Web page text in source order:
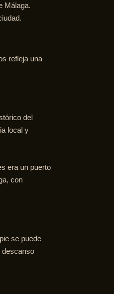
Málaga.
refleja una
del
local y
era un puerto
con
se puede
descanso